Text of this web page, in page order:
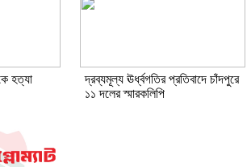
হত্যা
দ্রব্যমূল্য ঊর্ধ্বগতির প্রতিবাদে চাঁদপুরে
১১ দলের স্মারকলিপি